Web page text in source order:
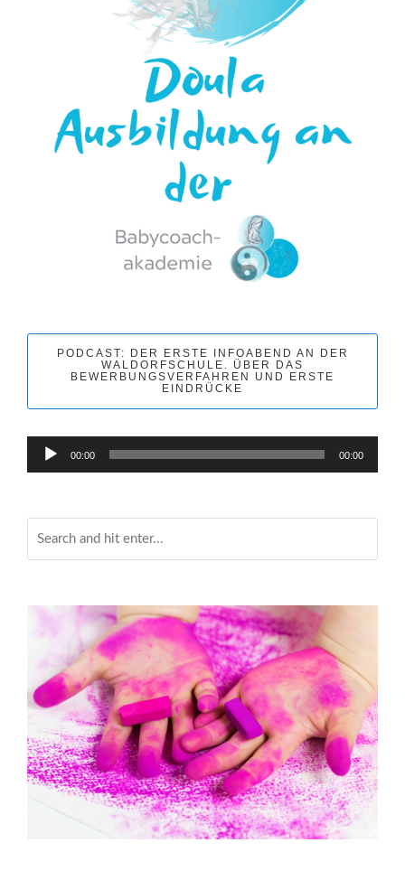
PODCAST: DER ERSTE INFOABEND AN DER
WALDORFSCHULE. ÜBER DAS
BEWERBUNGSVERFAHREN UND ERSTE
EINDRÜCKE
Audio-
00:00 00:00